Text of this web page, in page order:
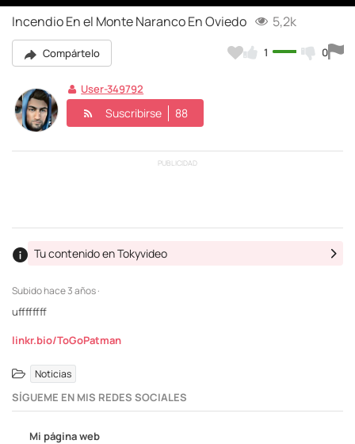
Incendio En el Monte Naranco En Oviedo 5,2k
Compártelo 1 0
User-349792
Suscribirse 88
PUBLICIDAD
Subidohace 3 años ·
Tu contenido en Tokyvideo
uffffffff
linkr.bio/ToGoPatman
Noticias
SÍGUEME EN MIS REDES SOCIALES
Mi página web